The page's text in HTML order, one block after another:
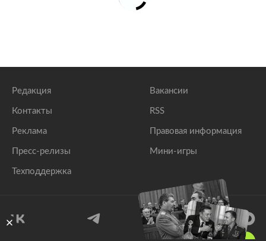
Редакция
Контакты
Реклама
Пресс-релизы
Техподдержка
Вакансии
RSS
Правовая информация
Мини-игры